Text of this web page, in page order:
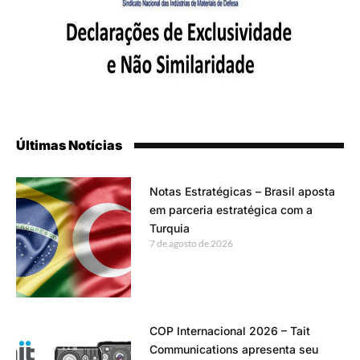
Últimas Notícias
Notas Estratégicas – Brasil aposta
em parceria estratégica com a
Turquia
7 de agosto de 2026
COP Internacional 2026 – Tait
Communications apresenta seu